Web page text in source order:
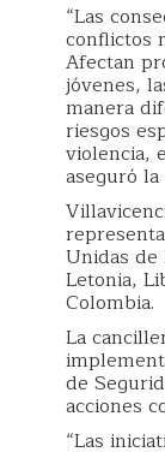
“Las
conflictos
Afectan
jóvenes,
manera
riesgos
violencia,
aseguró
Unidas de
Letonia,
Colombia.
La
de
acciones
“Las